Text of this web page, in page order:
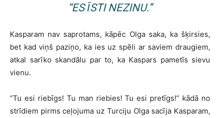
“ES ĪSTI NEZINU.”
Kasparam nav saprotams, kāpēc Olga saka, ka šķirsies,
bet kad viņš paziņo, ka ies uz spēli ar saviem draugiem,
atkal sarīko skandālu par to, ka Kaspars pametīs sievu
vienu.
“Tu esi riebīgs! Tu man riebies! Tu esi pretīgs!” kādā no
strīdiem pirms ceļojuma uz Turciju Olga sacīja Kasparam,